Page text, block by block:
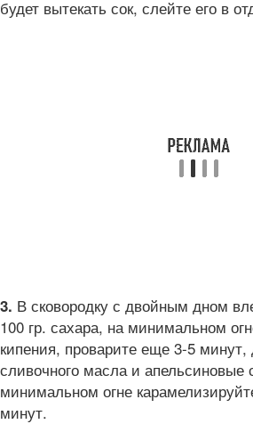
будет вытекать сок, слейте его в
3. В сковородку с двойным дном
100 гр. сахара, на минимальном
кипения, проварите еще 3-5 минут,
сливочного масла и
минимальном огне
минут.